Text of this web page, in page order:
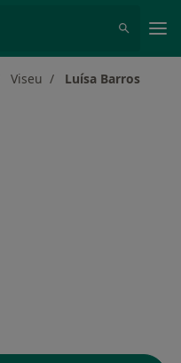
Viseu Luísa Barros